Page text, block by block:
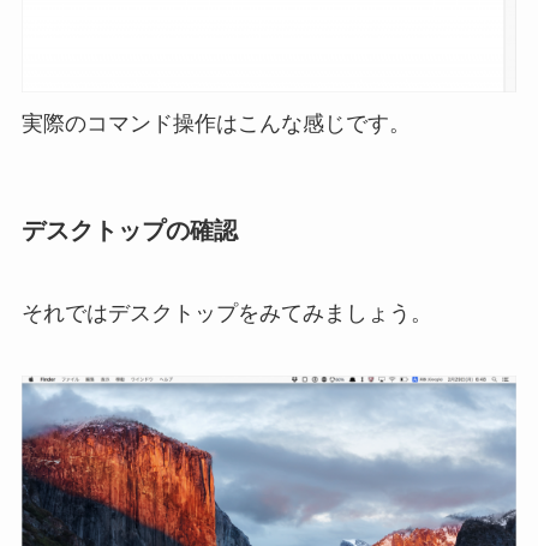
実際のコマンド操作はこんな感じです。
デスクトップの確認
それではデスクトップをみてみましょう。